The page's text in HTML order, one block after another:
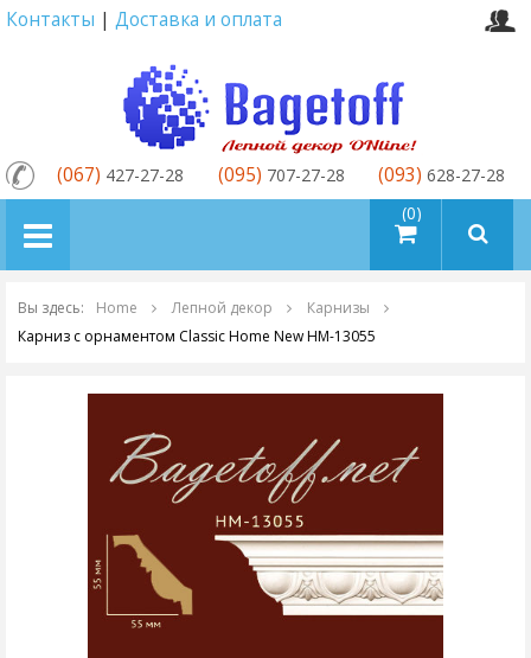
Контакты | Доставка и оплата
товаров (0)
(067) 427-27-28 (095) 707-27-28 (093) 628-27-28
Вы здесь: Home Лепной декор
Карнизы
Карниз с орнаментом Classic Home New HM-13055